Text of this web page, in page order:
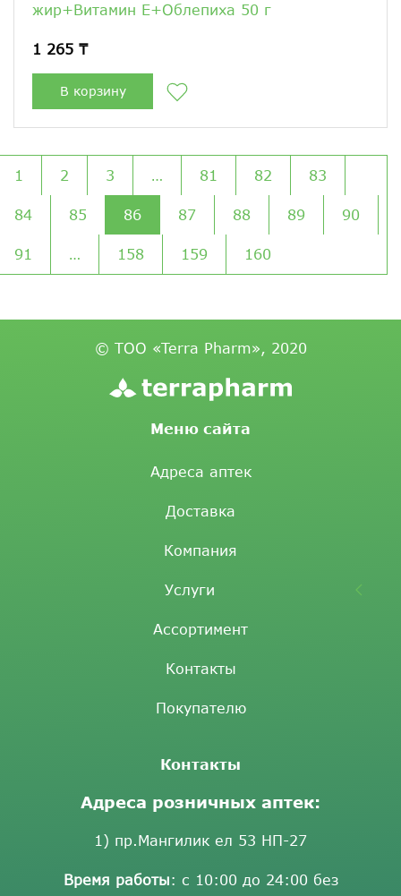
жир+Витамин Е+Облепиха 50 г
1 265 ₸
В корзину
1 2 3 … 81 82 83
84 85 86 87 88 89 90
91 … 158 159 160
© ТОО «Terra Pharm», 2020
Меню сайта
Адреса аптек
Доставка
Компания
Услуги
Ассортимент
Контакты
Покупателю
Контакты
Адреса розничных аптек:
1) пр.Мангилик ел 53 НП-27
Время работы: с 10:00 до 24:00 без